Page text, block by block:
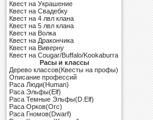
Квест на Украшение
Квест на Свадебку
Квест на 4 лвл клана
Квест на 5 лвл клана
Квест на Волка
Квест на Дракончика
Квест на Виверну
Квест на Cougar/Buffalo/Kookaburra
Расы и классы
Дерево классов(Квесты на профы)
Описание профессий
Раса Люди(Human)
Раса Эльфы(Elf)
Раса Темные Эльфы(D.Elf)
Раса Орков(Orc)
Раса Гномов(Dwarf)